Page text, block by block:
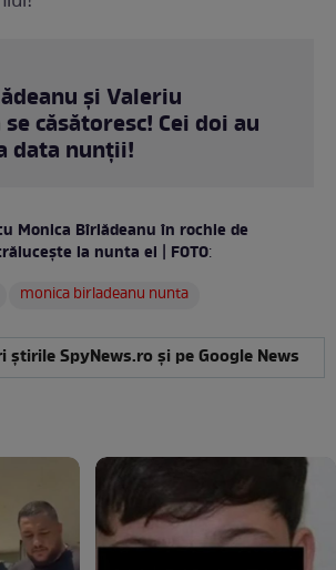
și Valeriu
căsătoresc! Cei doi au
data nunții!
Monica Bîrlădeanu în rochie de
la nunta ei | FOTO:
monica birladeanu nunta
știrile SpyNews.ro și pe Google News